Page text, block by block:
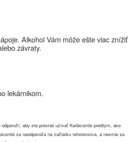
Alkohol Vám môže ešte viac znížiť
závraty.
lekárnikom.
aby ste prestali užívať Karbicombi predtým, ako
sa neodporúča na začiatku tehotenstva, a nesmie sa